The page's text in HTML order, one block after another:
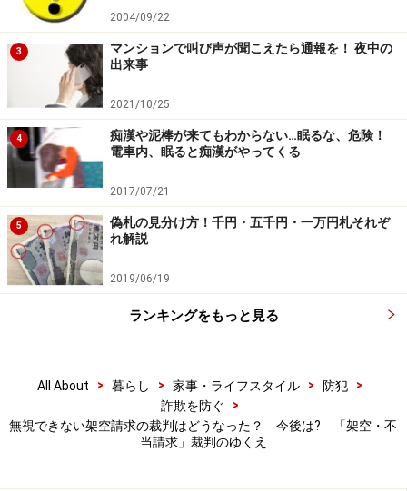
2004/09/22
3
マンションで叫び声が聞こえたら通報を！ 夜中の
出来事
2021/10/25
4
痴漢や泥棒が来てもわからない…眠るな、危険！
電車内、眠ると痴漢がやってくる
2017/07/21
5
偽札の見分け方！千円・五千円・一万円札それぞ
れ解説
2019/06/19
ランキングをもっと見る
All About > 暮らし > 家事・ライフスタイル > 防犯
>
詐欺を防ぐ
>
無視できない架空請求の裁判はどうなった？ 今後は? 「架空・不
当請求」裁判のゆくえ